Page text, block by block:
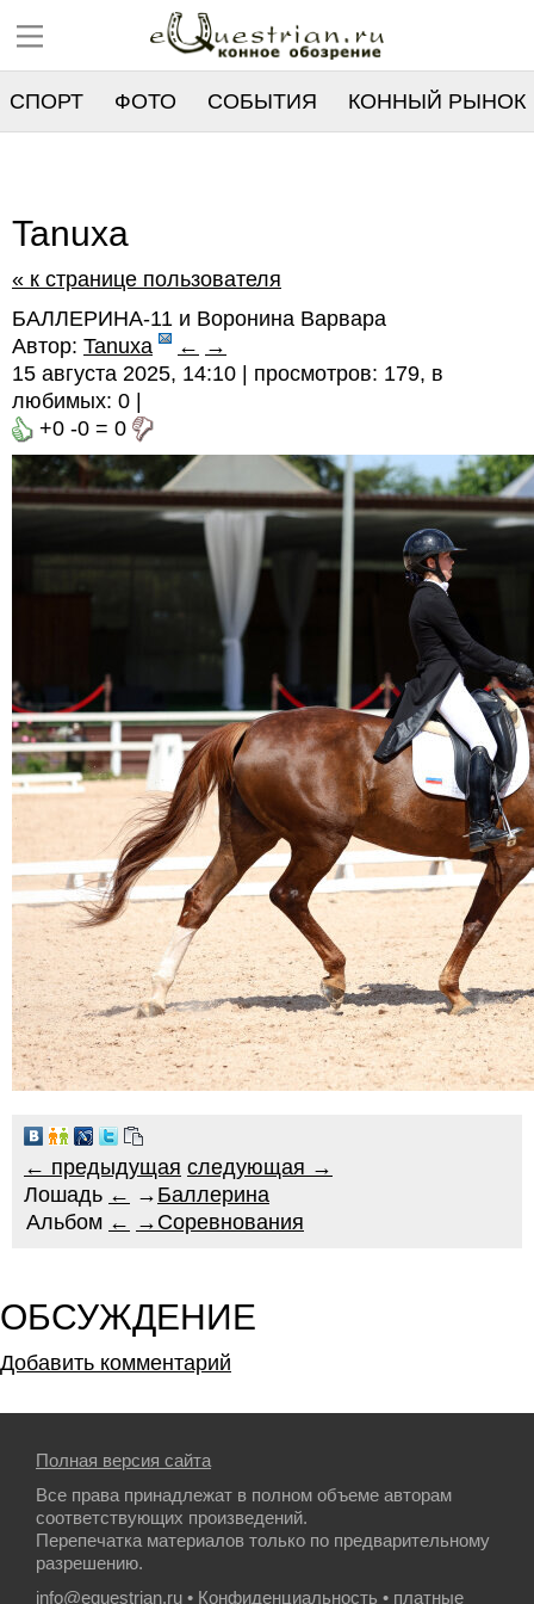
СПОРТ ФОТО СОБЫТИЯ КОННЫЙ РЫНОК
Tanuxa
« к странице пользователя
БАЛЛЕРИНА-11 и Воронина Варвара
Автор: Tanuxa ← →
15 августа 2025, 14:10 | просмотров: 179, в
любимых: 0
+0 -0 = 0
← предыдущая следующая →
Лошадь ← → Баллерина
Альбом ← → Соревнования
ОБСУЖДЕНИЕ
Добавить комментарий
Полная версия сайта
Все права принадлежат в полном объеме авторам
соответствующих произведений.
Перепечатка материалов только по предварительному
разрешению.
info@equestrian.ru • Конфиденциальность • платные